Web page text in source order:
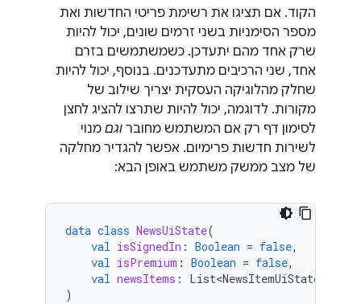
הקוד. אם תציגו את רשימת פריטי החדשות ואת
מספר הסימניות בשני זרמים שונים, יכול להיות
שרק אחד מהם יתעדכן. כשמשתמשים בזרם
אחד, שני הרכיבים מתעדכנים. בנוסף, יכול להיות
שחלק מהלוגיקה העסקית יצריך שילוב של
מקורות. לדוגמה, יכול להיות שתרצו להציג לחצן
לסימון דף רק אם המשתמש מחובר וגם מנוי
לשירות חדשות פרימיום. אפשר להגדיר מחלקה
של מצב ממשק משתמש באופן הבא:
data class NewsUiState(
val isSignedIn : Boolean = false,
val isPremium : Boolean = false,
val newsItems : List<NewsItemUiState>
)